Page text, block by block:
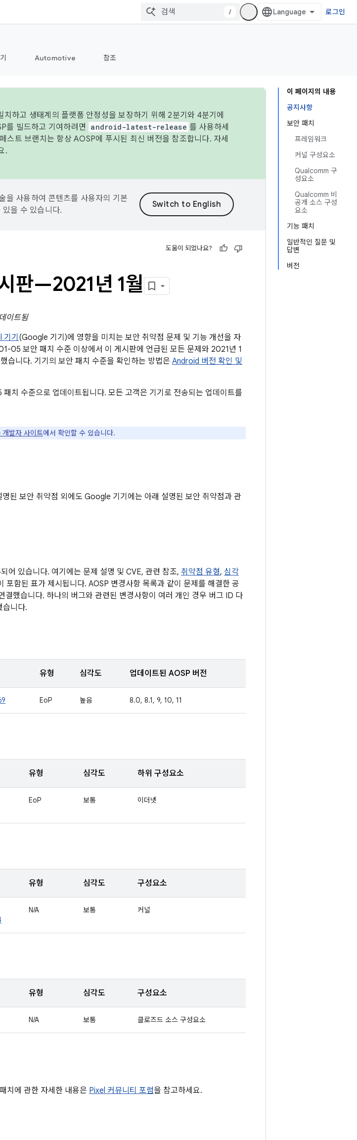
/ 로그인
Automotive 참조
이 페이지의 내용
공지사항
보안 패치
프레임워크
커널 구성요소
Qualcomm 구
성요소
Qualcomm 비
공개 소스 구성
요소
기능 패치
일반적인 질문 및
답변
버전
하고 생태계의 플랫폼 안정성을 보장하기 위해 2분기와 4분기에
를 빌드하고 기여하려면
android-latest-release 를 사용하세
스트 브랜치는 항상 AOSP에 푸시된 최신 버전을 참조합니다. 자세
.
을 사용하여 콘텐츠를 사용자의 기본
을 수 있습니다.
도움이 되었나요?
판—2021년 1월
이트됨
기 (Google 기기)에 영향을 미치는 보안 취약점 문제 및 기능 개선을 자
05 보안 패치 수준 이상에서 이 게시판에 언급된 모든 문제와 2021년 1
습니다. 기기의 보안 패치 수준을 확인하는 방법은 Android 버전 확인 및
치 수준으로 업데이트됩니다. 모든 고객은 기기로 전송되는 업데이트를
발자 사이트에서 확인할 수 있습니다.
된 보안 취약점 외에도 Google 기기에는 아래 설명된 보안 취약점과 관
어 있습니다. 여기에는 문제 설명 및 CVE, 관련 참조, 취약점 유형, 심각
포함된 표가 제시됩니다. AOSP 변경사항 목록과 같이 문제를 해결한 공
결했습니다. 하나의 버그와 관련된 변경사항이 여러 개인 경우 버그 ID 다
습니다.
유형 심각도 업데이트된 AOSP 버전
EoP 높음 8.0, 8.1, 9, 10, 11
유형 심각도 하위 구성요소
EoP 보통 이더넷
유형 심각도 구성요소
N/A 보통 커널
유형 심각도 구성요소
N/A 보통 클로즈드 소스 구성요소
치에 관한 자세한 내용은 Pixel 커뮤니티 포럼을 참고하세요.